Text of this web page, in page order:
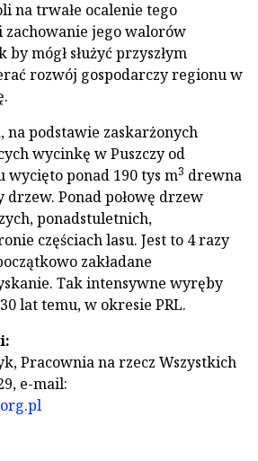
na trwałe ocalenie tego
jego walorów
mógł służyć przyszłym
rozwój gospodarczy regionu w
na podstawie zaskarżonych
wycinkę w Puszczy od
wycięto ponad 190 tys m3 drewna
drzew. Ponad połowę drzew
ponadstuletnich,
częściach lasu. Jest to 4 razy
zakładane
Tak intensywne wyręby
lat temu, w okresie PRL.
Pracownia na rzecz Wszystkich
e-mail: